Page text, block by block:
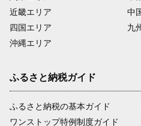
近畿エリア
四国エリア
沖縄エリア
中
九
ふるさと納税ガイド
ふるさと納税の基本ガイド
ワンストップ特例制度ガイド